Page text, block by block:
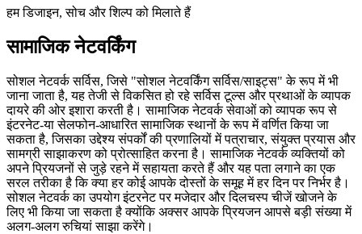
हम डिजाइन, सोच और शिल्प को मिलाते हैं
सामाजिक नेटवर्किंग
सोशल नेटवर्क सर्विस, जिसे "सोशल नेटवर्किंग सर्विस/साइट्स" के रूप में भी
जाना जाता है, यह तेजी से विकसित हो रहे सर्विस टूल्स और प्रथाओं के व्यापक
दायरे की ओर इशारा करती है। सामाजिक नेटवर्क सेवाओं को व्यापक रूप से
इंटरनेट-या सेलफोन-आधारित सामाजिक स्थानों के रूप में वर्णित किया जा
सकता है, जिसका उद्देश्य संपर्कों की प्रणालियों में पत्राचार, संयुक्त प्रयास और
सामग्री साझाकरण को प्रोत्साहित करना है। सामाजिक नेटवर्क व्यक्तियों को
अपने प्रियजनों से जुड़े रहने में सहायता करते हैं और यह पता लगाने का एक
सरल तरीका है कि क्या हर कोई आपके दोस्तों के समूह में हर दिन पर निर्भर है।
सोशल नेटवर्क का उपयोग इंटरनेट पर मजेदार और दिलचस्प चीजें खोजने के
लिए भी किया जा सकता है क्योंकि अक्सर आपके प्रियजन आपसे बड़ी संख्या में
अलग-अलग रुचियां साझा करेंगे।